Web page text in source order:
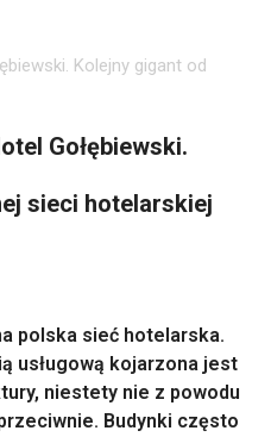
Kolejny gigant od
Gołębiewski.
sieci hotelarskiej
polska sieć hotelarska.
usługową kojarzona jest
niestety nie z powodu
Budynki często